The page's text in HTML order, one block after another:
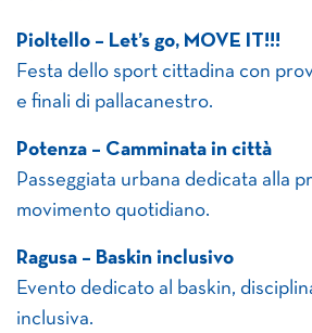
Pioltello – Let’s go, MOVE IT!!!
Festa dello sport cittadina con
e finali di pallacanestro.
Potenza – Camminata in città
Passeggiata urbana dedicata alla
movimento quotidiano.
Ragusa – Baskin inclusivo
Evento dedicato al baskin,
inclusiva.